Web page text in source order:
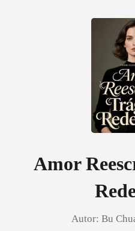
Histórico
Amor
Autor: Bu